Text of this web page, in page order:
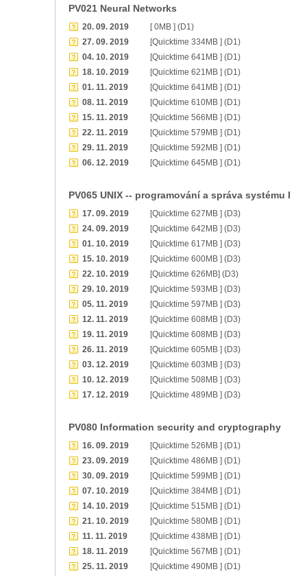
PV021 Neural Networks
20. 09. 2019
[ 0MB ] (D1)
27. 09. 2019
[Quicktime 334MB ] (D1)
04. 10. 2019
[Quicktime 641MB ] (D1)
18. 10. 2019
[Quicktime 621MB ] (D1)
01. 11. 2019
[Quicktime 641MB ] (D1)
08. 11. 2019
[Quicktime 610MB ] (D1)
15. 11. 2019
[Quicktime 566MB ] (D1)
22. 11. 2019
[Quicktime 579MB ] (D1)
29. 11. 2019
[Quicktime 592MB ] (D1)
06. 12. 2019
[Quicktime 645MB ] (D1)
PV065 UNIX -- programování a správa systému I
17. 09. 2019
[Quicktime 627MB ] (D3)
24. 09. 2019
[Quicktime 642MB ] (D3)
01. 10. 2019
[Quicktime 617MB ] (D3)
15. 10. 2019
[Quicktime 600MB ] (D3)
22. 10. 2019
[Quicktime 626MB] (D3)
29. 10. 2019
[Quicktime 593MB ] (D3)
05. 11. 2019
[Quicktime 597MB ] (D3)
12. 11. 2019
[Quicktime 608MB ] (D3)
19. 11. 2019
[Quicktime 608MB ] (D3)
26. 11. 2019
[Quicktime 605MB ] (D3)
03. 12. 2019
[Quicktime 603MB ] (D3)
10. 12. 2019
[Quicktime 508MB ] (D3)
17. 12. 2019
[Quicktime 489MB ] (D3)
PV080 Information security and cryptography
16. 09. 2019
[Quicktime 526MB ] (D1)
23. 09. 2019
[Quicktime 486MB ] (D1)
30. 09. 2019
[Quicktime 599MB ] (D1)
07. 10. 2019
[Quicktime 384MB ] (D1)
14. 10. 2019
[Quicktime 515MB ] (D1)
21. 10. 2019
[Quicktime 580MB ] (D1)
11. 11. 2019
[Quicktime 438MB ] (D1)
18. 11. 2019
[Quicktime 567MB ] (D1)
25. 11. 2019
[Quicktime 490MB ] (D1)